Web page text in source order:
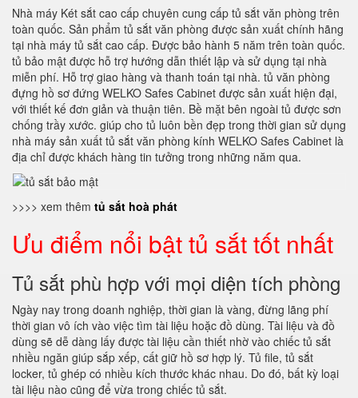
Nhà máy Két sắt cao cấp chuyên cung cấp tủ sắt văn phòng trên
toàn quốc. Sản phẩm tủ sắt văn phòng được sản xuất chính hãng
tại nhà máy tủ sắt cao cấp. Được bảo hành 5 năm trên toàn quốc.
tủ bảo mật được hỗ trợ hướng dẫn thiết lập và sử dụng tại nhà
miễn phí. Hỗ trợ giao hàng và thanh toán tại nhà. tủ văn phòng
đựng hồ sơ đứng WELKO Safes Cabinet được sản xuất hiện đại,
với thiết kế đơn giản và thuận tiên. Bề mặt bên ngoài tủ được sơn
chống trầy xước. giúp cho tủ luôn bền đẹp trong thời gian sử dụng
nhà máy sản xuất tủ sắt văn phòng kính WELKO Safes Cabinet là
địa chỉ được khách hàng tin tưởng trong những năm qua.
>>>> xem thêm tủ sắt hoà phát
Ưu điểm nổi bật tủ sắt tốt nhất
Tủ sắt phù hợp với mọi diện tích phòng
Ngày nay trong doanh nghiệp, thời gian là vàng, đừng lãng phí
thời gian vô ích vào việc tìm tài liệu hoặc đồ dùng. Tài liệu và đồ
dùng sẽ dễ dàng lấy được tài liệu cần thiết nhờ vào chiếc tủ sắt
nhiều ngăn giúp sắp xếp, cất giữ hồ sơ hợp lý. Tủ file, tủ sắt
locker, tủ ghép có nhiều kích thước khác nhau. Do đó, bất kỳ loại
tài liệu nào cũng để vừa trong chiếc tủ sắt.